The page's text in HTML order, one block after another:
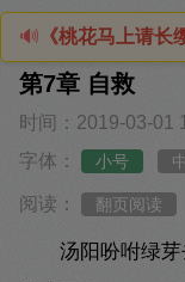
🔊 《桃花马上请长
预售抢购！
第7章 自救
时间：2019-03-01
字体：
小号
阅读： 翻页阅读
汤阳吩咐绿